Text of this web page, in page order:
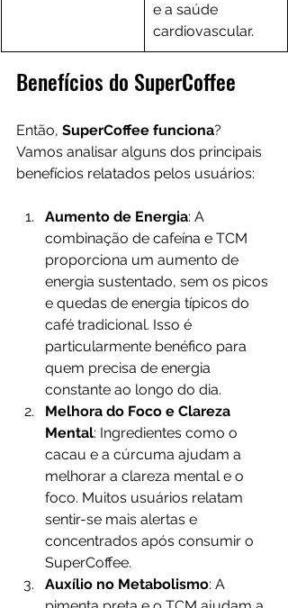
e a saúde
cardiovascular.
Benefícios do SuperCoffee
Então, SuperCoffee funciona?
Vamos analisar alguns dos principais
benefícios relatados pelos usuários:
Aumento de Energia: A
combinação de cafeína e TCM
proporciona um aumento de
energia sustentado, sem os picos
e quedas de energia típicos do
café tradicional. Isso é
particularmente benéfico para
quem precisa de energia
constante ao longo do dia.
Melhora do Foco e Clareza
Mental: Ingredientes como o
cacau e a cúrcuma ajudam a
melhorar a clareza mental e o
foco. Muitos usuários relatam
sentir-se mais alertas e
concentrados após consumir o
SuperCoffee.
Auxílio no Metabolismo: A